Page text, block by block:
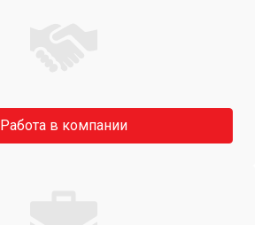
Работа в компании